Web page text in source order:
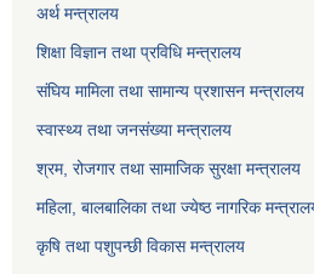
अर्थ मन्त्रालय
शिक्षा विज्ञान तथा प्रविधि मन्त्रालय
संघिय मामिला तथा सामान्य प्रशासन मन्त्रालय
स्वास्थ्य तथा जनसंख्या मन्त्रालय
श्रम, रोजगार तथा सामाजिक सुरक्षा मन्त्रालय
महिला, बालबालिका तथा ज्येष्ठ नागरिक
कृषि तथा पशुपन्छी विकास मन्त्रालय